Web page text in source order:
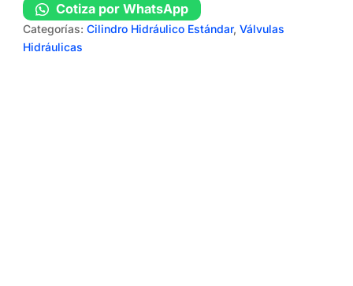
Cotiza por WhatsApp
Categorías:Cilindro Hidráulico Estándar,Válvulas
Hidráulicas